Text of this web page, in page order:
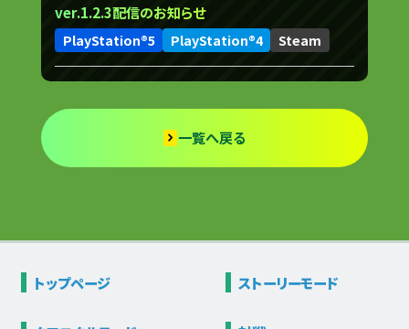
ver.1.2.3配信のお知らせ
PlayStation®5 PlayStation®4 Steam
一覧へ戻る
トップページ ストーリーモード